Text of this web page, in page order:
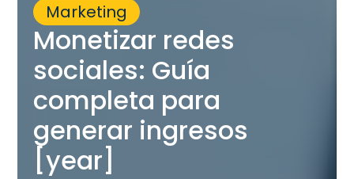
Marketing
Monetizar redes
sociales: Guía
completa para
generar ingresos
[year]